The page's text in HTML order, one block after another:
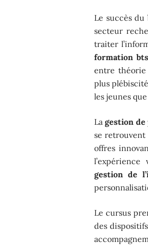
Le succès du
secteur
traiter
formation
entre
plus
les jeunes
Lagestion
se retrouvent
offres
gestion de
Le cursus
des